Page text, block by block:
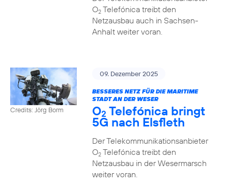
O2Telefónica treibt den
Netzausbau auch in Sachsen-
Anhalt weiter voran.
Credits: Jörg Borm
09. Dezember 2025
BESSERES NETZ FÜR DIE MARITIME
STADT AN DER WESER
O2 Telefónica bringt
5G nach Elsfleth
Der Telekommunikationsanbieter
O2Telefónica treibt den
Netzausbau in der Wesermarsch
weiter voran.